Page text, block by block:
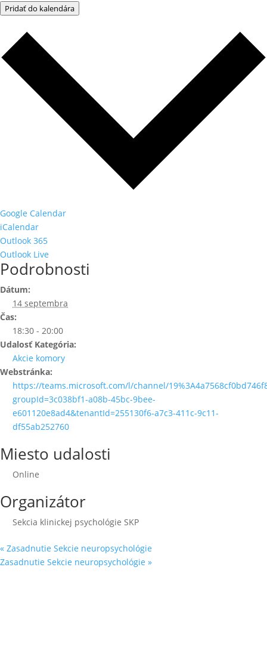
Pridať do kalendára
Google Calendar
iCalendar
Outlook 365
Outlook Live
Podrobnosti
Dátum:
14 septembra
Čas:
18:30 - 20:00
Udalosť Kategória:
Akcie komory
Webstránka:
https://teams.microsoft.com/l/channel/
groupId=3c038bf1-a08b-45bc-9bee-
e601120e8ad4&tenantId=255130f6-a7c3-411c-9c11-
df55ab252760
Miesto udalosti
Online
Organizátor
Sekcia klinickej psychológie SKP
« Zasadnutie Sekcie neuropsychológie
Zasadnutie Sekcie neuropsychológie »